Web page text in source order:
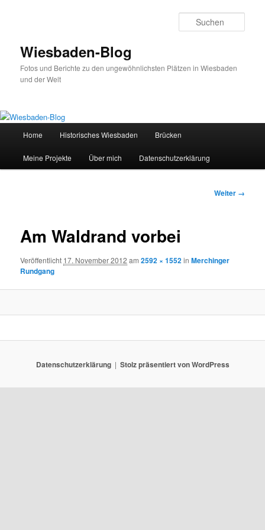
Wiesbaden-Blog
Fotos und Berichte zu den ungewöhnlichsten Plätzen in Wiesbaden
und der Welt
Home Historisches Wiesbaden Brücken
Meine Projekte Über mich Datenschutzerklärung
Bilder-
Weiter →
Am Waldrand vorbei
Veröffentlicht 17. November 2012 am2592 × 1552inMerchinger
Rundgang
Datenschutzerklärung Stolz präsentiert von WordPress